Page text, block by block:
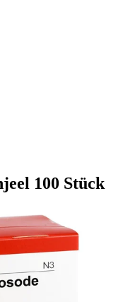
100 Stück